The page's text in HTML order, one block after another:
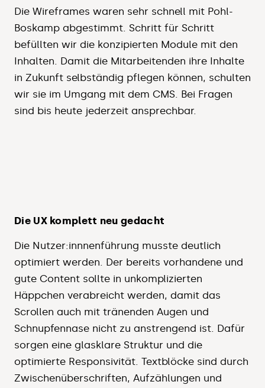
Die Wireframes waren sehr schnell mit Pohl-
Boskamp abgestimmt. Schritt für Schritt
befüllten wir die konzipierten Module mit den
Inhalten. Damit die Mitarbeitenden ihre Inhalte
in Zukunft selbständig pflegen können, schulten
wir sie im Umgang mit dem CMS. Bei Fragen
sind bis heute jederzeit ansprechbar.
Die UX komplett neu gedacht
Die Nutzer:innnenführung musste deutlich
optimiert werden. Der bereits vorhandene und
gute Content sollte in unkomplizierten
Häppchen verabreicht werden, damit das
Scrollen auch mit tränenden Augen und
Schnupfennase nicht zu anstrengend ist. Dafür
sorgen eine glasklare Struktur und die
optimierte Responsivität. Textblöcke sind durch
Zwischenüberschriften, Aufzählungen und